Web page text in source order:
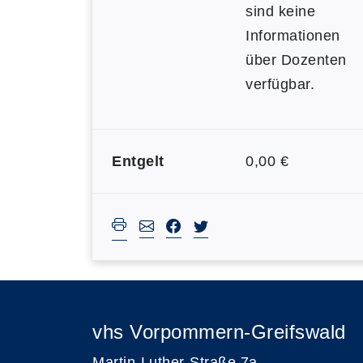
sind keine
Informationen
über Dozenten
verfügbar.
Entgelt 0,00 €
vhs Vorpommern-Greifswald